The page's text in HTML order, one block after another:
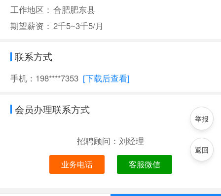
工作地区： 合肥肥东县
期望薪资： 2千5~3千5/月
联系方式
手机：198****7353 [下载后查看]
会员办理联系方式
招聘顾问：刘经理
业务电话 客服微信
举报
返回